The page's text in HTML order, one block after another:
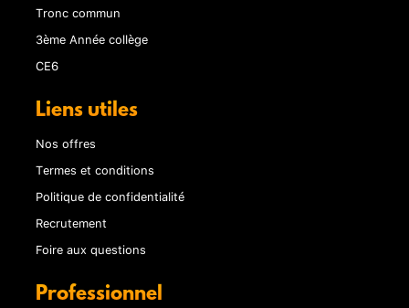
Tronc commun
3ème Année collège
CE6
Liens utiles
Nos offres
Termes et conditions
Politique de confidentialité
Recrutement
Foire aux questions
Professionnel